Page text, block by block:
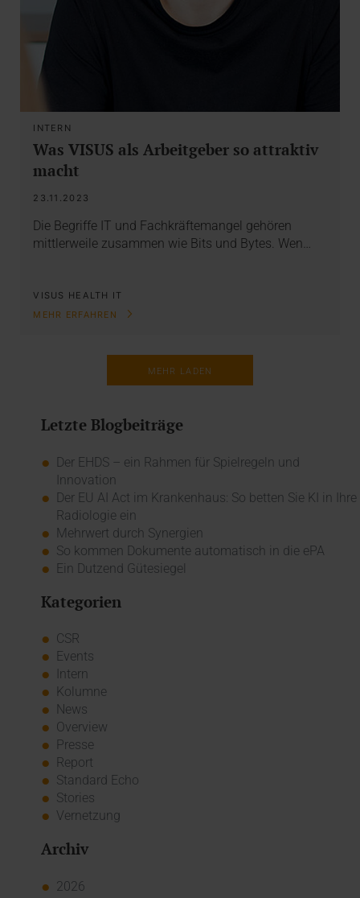
INTERN
Was VISUS als Arbeitgeber so attraktiv
macht
23.11.2023
Die Begriffe IT und Fachkräftemangel gehören
mittlerweile zusammen wie Bits und Bytes. Wen…
VISUS HEALTH IT
MEHR ERFAHREN
MEHR LADEN
Letzte Blogbeiträge
Der EHDS – ein Rahmen für Spielregeln und
Innovation
Der EU AI Act im Krankenhaus: So betten Sie KI in Ihre
Radiologie ein
Mehrwert durch Synergien
So kommen Dokumente automatisch in die ePA
Ein Dutzend Gütesiegel
Kategorien
CSR
Events
Intern
Kolumne
News
Overview
Presse
Report
Standard Echo
Stories
Vernetzung
Archiv
2026